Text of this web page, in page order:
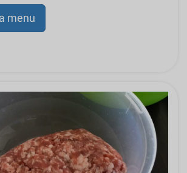
menu